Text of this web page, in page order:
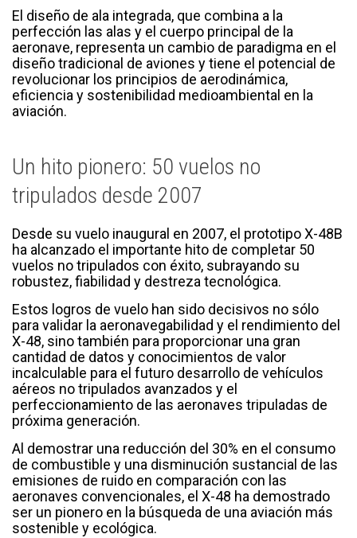
El diseño de ala integrada, que combina a la
perfección las alas y el cuerpo principal de la
aeronave, representa un cambio de paradigma en el
diseño tradicional de aviones y tiene el potencial de
revolucionar los principios de aerodinámica,
eficiencia y sostenibilidad medioambiental en la
aviación.
Un hito pionero: 50 vuelos no
tripulados desde 2007
Desde su vuelo inaugural en 2007, el prototipo X-48B
ha alcanzado el importante hito de completar 50
vuelos no tripulados con éxito, subrayando su
robustez, fiabilidad y destreza tecnológica.
Estos logros de vuelo han sido decisivos no sólo
para validar la aeronavegabilidad y el rendimiento del
X-48, sino también para proporcionar una gran
cantidad de datos y conocimientos de valor
incalculable para el futuro desarrollo de vehículos
aéreos no tripulados avanzados y el
perfeccionamiento de las aeronaves tripuladas de
próxima generación.
Al demostrar una reducción del 30% en el consumo
de combustible y una disminución sustancial de las
emisiones de ruido en comparación con las
aeronaves convencionales, el X-48 ha demostrado
ser un pionero en la búsqueda de una aviación más
sostenible y ecológica.